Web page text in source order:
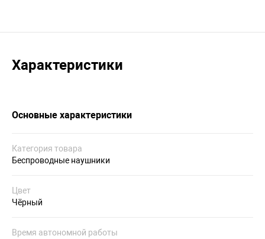
Характеристики
Основные характеристики
Категория товара
Беспроводные наушники
Цвет
Чёрный
Время автономной работы